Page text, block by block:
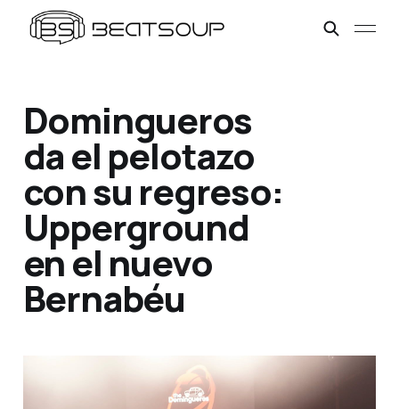
Domingueros
da el pelotazo
con su regreso:
Upperground
en el nuevo
Bernabéu